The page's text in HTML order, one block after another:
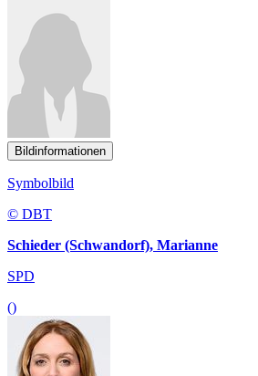
Bildinformationen
Symbolbild
© DBT
Schieder (Schwandorf), Marianne
SPD
()